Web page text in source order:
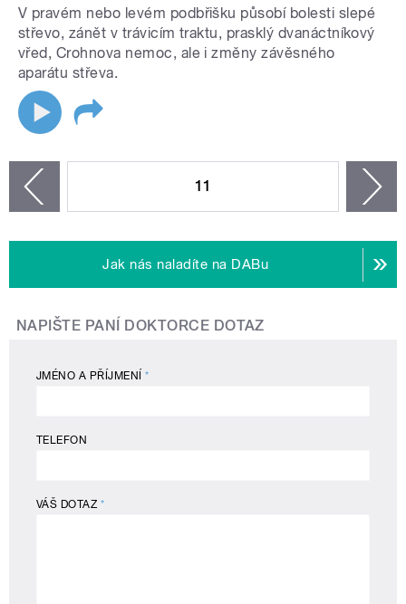
V pravém nebo levém podbřišku působí bolesti slepé
střevo, zánět v trávicím traktu, prasklý dvanáctníkový
vřed, Crohnova nemoc, ale i změny závěsného
aparátu střeva.
11
Jak nás naladíte na DABu
NAPIŠTE PANÍ DOKTORCE DOTAZ
JMÉNO A PŘÍJMENÍ*
TELEFON
VÁŠ DOTAZ *